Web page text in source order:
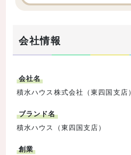
会社情報
会社名
積水ハウス株式会社（東四国支店）
ブランド名
積水ハウス（東四国支店）
創業